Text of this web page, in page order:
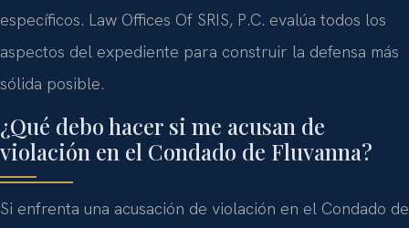
específicos. Law Offices Of SRIS, P.C. evalúa todos los
aspectos del expediente para construir la defensa más
sólida posible.
¿Qué debo hacer si me acusan de
violación en el Condado de Fluvanna?
Si enfrenta una acusación de violación en el Condado de